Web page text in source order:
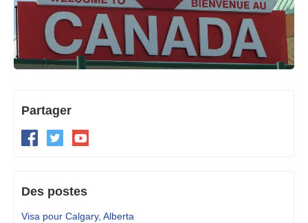
Vérifier le statut eTA
Ressources
Contact
Partager
Des postes
Visa pour Calgary, Alberta